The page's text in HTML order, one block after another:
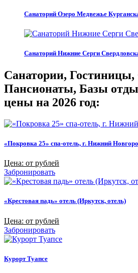
Санаторий Озеро Медвежье
Санаторий Нижние Серги
Санатории, Гостиницы,
Пансионаты, Базы
цены на 2026 год:
«Покровка 25» спа-отель, г. Нижний
Цена: от рублей
Забронировать
«Крестовая падь» отель (Иркутск, отель)
Цена: от рублей
Забронировать
Курорт Туапсе